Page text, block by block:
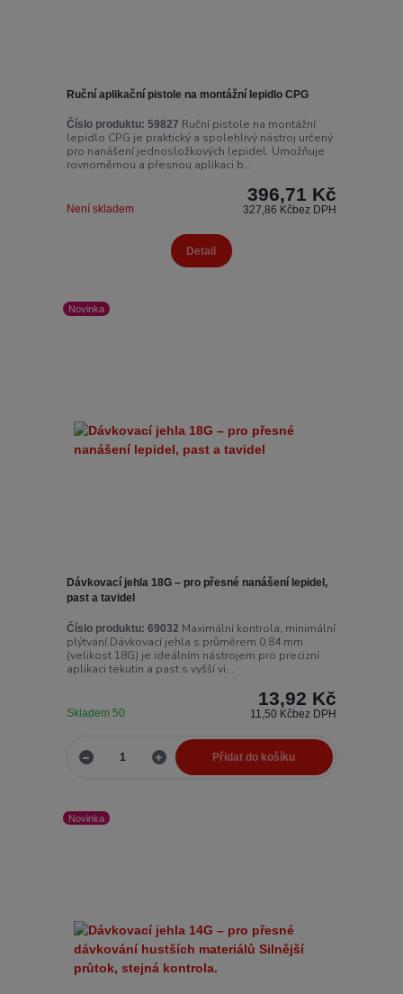
Ruční aplikační pistole na montážní lepidlo CPG
Číslo produktu: 59827 Ruční pistole na montážní
lepidlo CPG je praktický a spolehlivý nástroj určený
pro nanášení jednosložkových lepidel. Umožňuje
rovnoměrnou a přesnou aplikaci b...
396,71 Kč
327,86 Kčbez DPH
Není skladem
Detail
Novinka
Dávkovací jehla 18G – pro přesné nanášení lepidel,
past a tavidel
Číslo produktu: 69032 Maximální kontrola, minimální
plýtvání.Dávkovací jehla s průměrem 0,84 mm
(velikost 18G) je ideálním nástrojem pro precizní
aplikaci tekutin a past s vyšší vi...
13,92 Kč
11,50 Kčbez DPH
Skladem 50
Přidat do košíku
Novinka